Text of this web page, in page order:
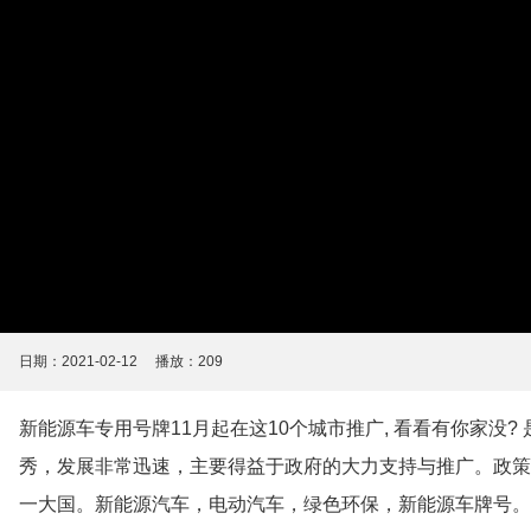
日期：2021-02-12 播放： 209
新能源车专用号牌11月起在这10个城市推广, 看看有你家没
秀，发展非常迅速，主要得益于政府的大力支持与推广。政
一大国。新能源汽车，电动汽车，绿色环保，新能源车牌号。